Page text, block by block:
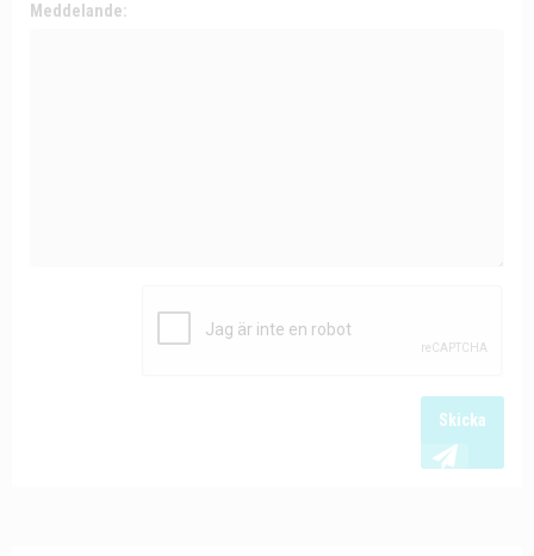
Meddelande:
Skicka